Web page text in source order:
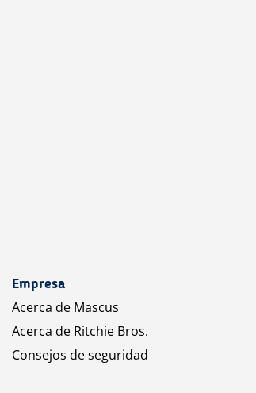
Empresa
Acerca de Mascus
Acerca de Ritchie Bros.
Consejos de seguridad